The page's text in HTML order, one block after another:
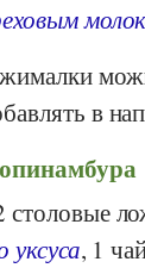
в
столовые
уксуса, 1